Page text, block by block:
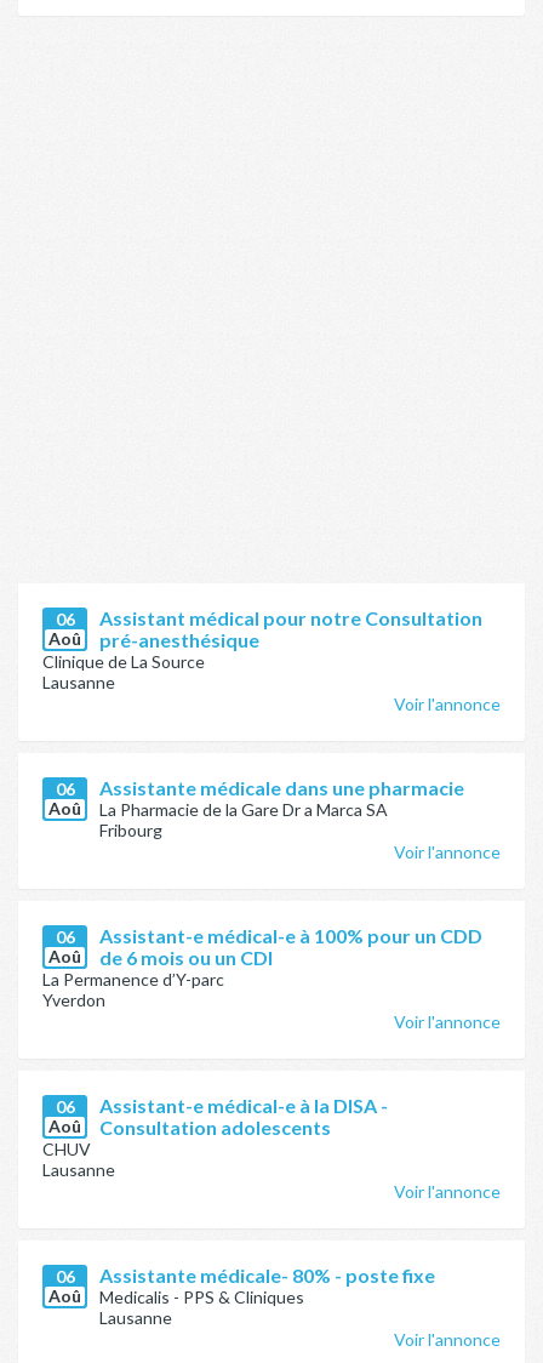
06
Aoû
Assistant médical pour notre Consultation
pré-anesthésique
Clinique de La Source
Lausanne
Voir l'annonce
06
Aoû
Assistante médicale dans une pharmacie
La Pharmacie de la Gare Dr a Marca SA
Fribourg
Voir l'annonce
06
Aoû
Assistant-e médical-e à 100% pour un CDD
de 6 mois ou un CDI
La Permanence d’Y-parc
Yverdon
Voir l'annonce
06
Aoû
Assistant-e médical-e à la DISA -
Consultation adolescents
CHUV
Lausanne
Voir l'annonce
06
Aoû
Assistante médicale- 80% - poste fixe
Medicalis - PPS & Cliniques
Lausanne
Voir l'annonce